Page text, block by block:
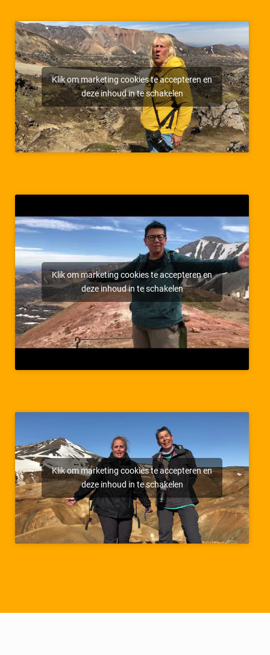
Klik om marketing cookies te accepteren en
deze inhoud in te schakelen
Klik om marketing cookies te accepteren en
deze inhoud in te schakelen
Klik om marketing cookies te accepteren en
deze inhoud in te schakelen